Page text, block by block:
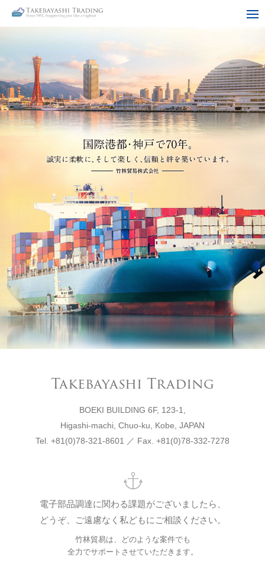
Takebayashi Trading
BOEKI BUILDING 6F, 123-1,
Higashi-machi, Chuo-ku, Kobe, JAPAN
Tel. +81(0)78-321-8601 ／ Fax. +81(0)78-332-7278
電子部品調達に関わる課題がございましたら、
どうぞ、ご遠慮なく私どもにご相談ください。
竹林貿易は、どのような案件でも
全力でサポートさせていただきます。